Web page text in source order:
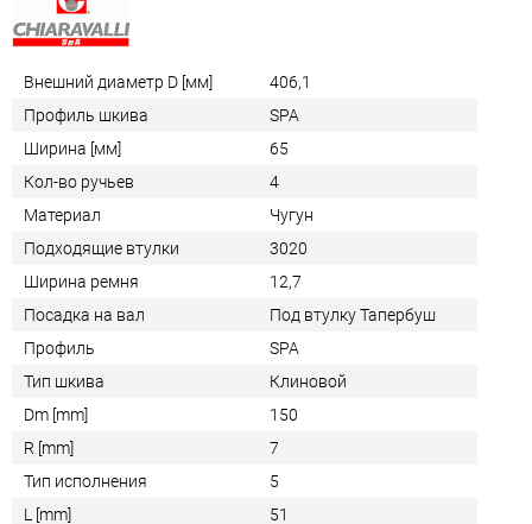
Внешний диаметр D [мм]
406,1
Профиль шкива
SPA
Ширина [мм]
65
Кол-во ручьев
4
Материал
Чугун
Подходящие втулки
3020
Ширина ремня
12,7
Посадка на вал
Под втулку Тапербуш
Профиль
SPA
Тип шкива
Клиновой
Dm [mm]
150
R [mm]
7
Тип исполнения
5
L [mm]
51